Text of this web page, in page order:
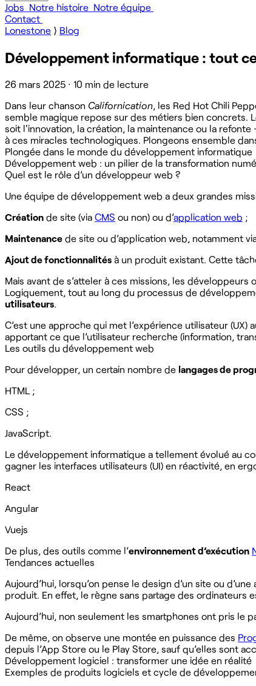
Jobs Notre histoire Notre équipe
Contact
Lonestone ⟩ Blog
Développement informatique : tout
26 mars 2025 · 10 min de lecture
Dans leur chanson Californication, les Red Hot Chili
semble magique repose sur des métiers bien concrets.
soit l'innovation, la création, la maintenance ou la
à ces miracles technologiques. Plongeons ensemble
Plongée dans le monde du développement informatique
Développement web : un pilier de la transformation
Quel est le rôle d’un développeur web ?
Une équipe de développement web a deux grandes
Création de site (via CMS ou non) ou d’application web ;
Maintenance de site ou d’application web, notamment
Ajout de fonctionnalités à un produit existant. Cette
Mais avant de s’atteler à ces missions, les développeurs
Logiquement, tout au long du processus de
utilisateurs.
C’est une approche qui met l’expérience utilisateur
apportant ce que l’utilisateur recherche (information,
Les outils du développement web
Pour développer, un certain nombre de langages de
HTML ;
CSS ;
JavaScript.
Le développement informatique a tellement évolué au
gagner les interfaces utilisateurs (UI) en réactivité, en
React
Angular
Vuejs
De plus, des outils comme l’environnement d’exécution
Tendances actuelles
Aujourd’hui, lorsqu’on pense le design d’un site ou
produit. En effet, le règne sans partage des ordinateurs
Aujourd’hui, non seulement les smartphones ont pris le
De même, on observe une montée en puissance des
depuis l’App Store ou le Play Store, sauf qu’elles sont
Développement logiciel : transformer une idée en réalité
Exemples de produits logiciels et cycle de